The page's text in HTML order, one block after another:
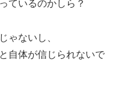
ているのかしら？
ゃないし、
自体が信じられないで